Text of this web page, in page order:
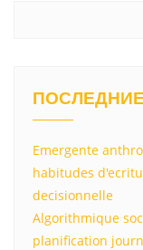
Emergente
habitudes
decisionnelle
Algorithmique
planification